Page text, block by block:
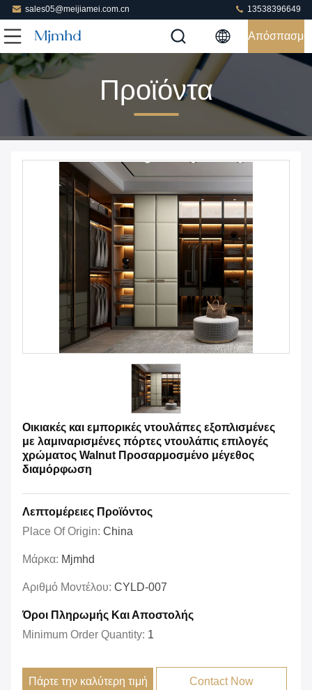
sales05@meijiamei.com.cn 13538396649
Απόσπασμα
Προϊόντα
Οικιακές και εμπορικές ντουλάπες εξοπλισμένες
με λαμιναρισμένες πόρτες ντουλάπις επιλογές
χρώματος Walnut Προσαρμοσμένο μέγεθος
διαμόρφωση
Λεπτομέρειες Προϊόντος
Place Of Origin: China
Μάρκα: Mjmhd
Αριθμό Μοντέλου: CYLD-007
Όροι Πληρωμής Και Αποστολής
Minimum Order Quantity: 1
Πάρτε την καλύτερη τιμή Contact Now